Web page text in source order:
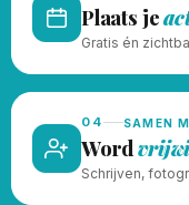
Plaats je
Gratis én
04 SAMEN
Word
Schrijven,